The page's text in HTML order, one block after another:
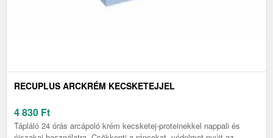
RECUPLUS ARCKRÉM KECSKETEJJEL
4 830 Ft
Tápláló 24 órás arcápoló krém kecsketej-proteinekkel nappali és